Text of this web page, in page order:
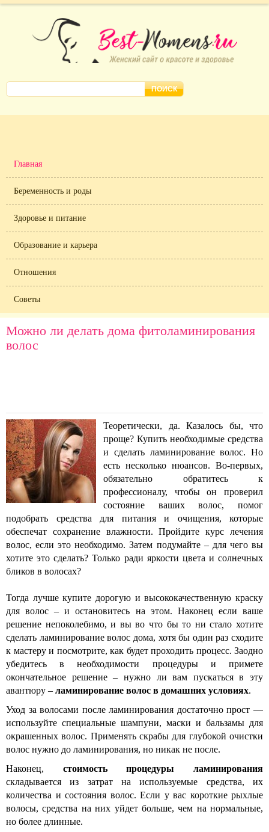
Главная
Беременность и роды
Здоровье и питание
Образование и карьера
Отношения
Советы
Можно ли делать дома фитоламинирования
волос
Теоретически, да. Казалось бы, что
проще? Купить необходимые средства
и сделать ламинирование волос. Но
есть несколько нюансов. Во-первых,
обязательно обратитесь к
профессионалу, чтобы он проверил
состояние ваших волос, помог
подобрать средства для питания и очищения, которые
обеспечат сохранение влажности. Пройдите курс лечения
волос, если это необходимо. Затем подумайте – для чего вы
хотите это сделать? Только ради яркости цвета и солнечных
бликов в волосах?
Тогда лучше купите дорогую и высококачественную краску
для волос – и остановитесь на этом. Наконец если ваше
решение непоколебимо, и вы во что бы то ни стало хотите
сделать ламинирование волос дома, хотя бы один раз сходите
к мастеру и посмотрите, как будет проходить процесс. Заодно
убедитесь в необходимости процедуры и примете
окончательное решение – нужно ли вам пускаться в эту
авантюру – ламинирование волос в домашних условиях.
Уход за волосами после ламинирования достаточно прост —
используйте специальные шампуни, маски и бальзамы для
окрашенных волос. Применять скрабы для глубокой очистки
волос нужно до ламинирования, но никак не после.
Наконец, стоимость процедуры ламинирования
складывается из затрат на используемые средства, их
количества и состояния волос. Если у вас короткие рыхлые
волосы, средства на них уйдет больше, чем на нормальные,
но более длинные.